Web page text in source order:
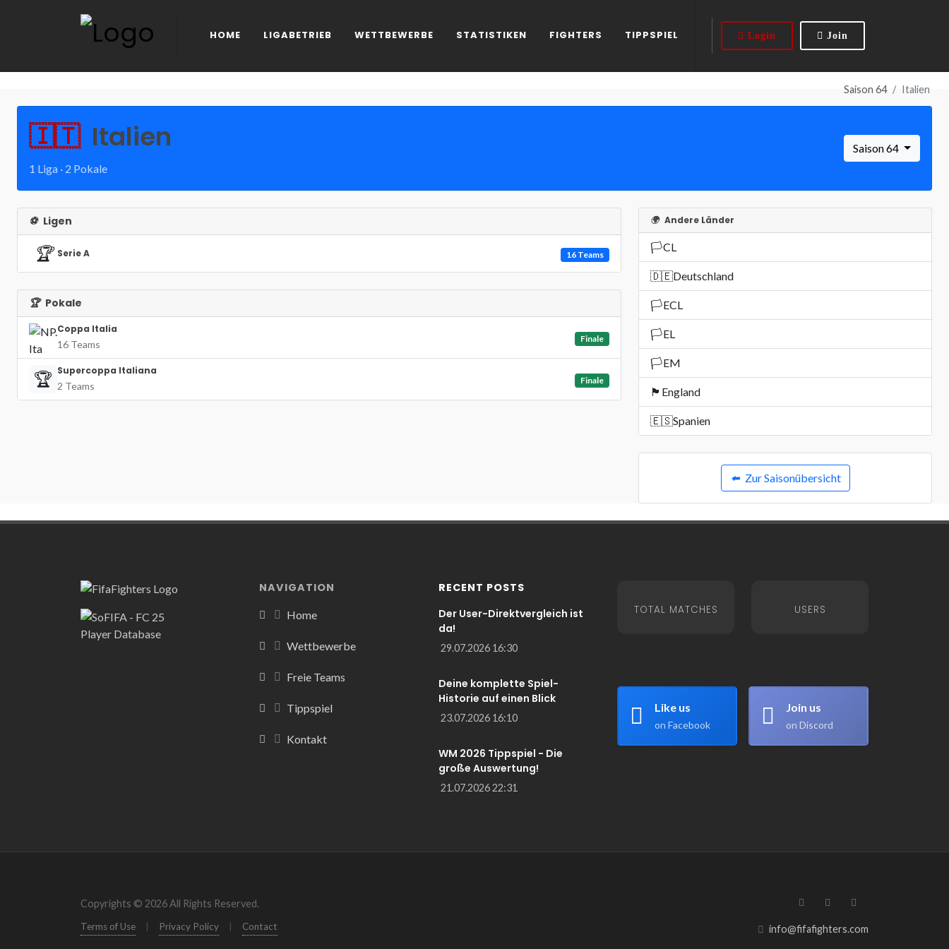
Login Join
HOME LIGABETRIEB WETTBEWERBE STATISTIKEN FIGHTERS TIPPSPIEL
Saison 64 Italien
🇮🇹 Italien
1 Liga · 2 Pokale
Saison 64
⚽ Ligen
🏆 Serie A 16 Teams
🏆 Pokale
Coppa Italia
16 Teams
Finale
🏆 Supercoppa Italiana
2 Teams
Finale
🌍 Andere Länder
🏳️CL
🇩🇪Deutschland
🏳️ECL
🏳️EL
🏳️EM
🏴󠁧󠁢󠁥󠁮󠁧󠁿 England
🇪🇸Spanien
⬅️ Zur Saisonübersicht
NAVIGATION
Home
Wettbewerbe
Freie Teams
Tippspiel
Kontakt
RECENT POSTS
Der User-Direktvergleich ist
da!
29.07.2026 16:30
Deine komplette Spiel-
Historie auf einen Blick
23.07.2026 16:10
WM 2026 Tippspiel - Die
große Auswertung!
21.07.2026 22:31
TOTAL MATCHES USERS
Like us
on Facebook
Join us
on Discord
Copyrights © 2026 All Rights Reserved.
Terms of Use Privacy Policy Contact info@fifafighters.com